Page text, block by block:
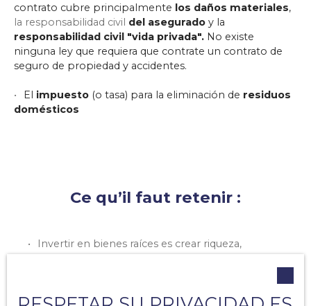
contrato cubre principalmente los daños materiales,
la responsabilidad civil del asegurado y la
responsabilidad civil "vida privada". No existe
ninguna ley que requiera que contrate un contrato de
seguro de propiedad y accidentes.
El impuesto (o tasa) para la eliminación de residuos
domésticos
Ce qu’il faut retenir :
Invertir en bienes raíces es crear riqueza,
Es necesario anticipar ciertos costos
todo el período de tenencia de la misma